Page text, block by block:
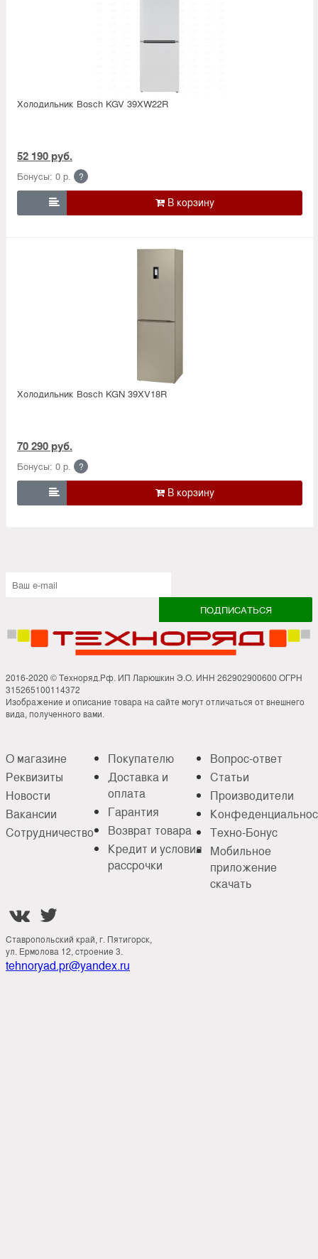
Холодильник Bosсh KGV 39XW22R
52 190 руб.
Бонусы: 0 р. ?

Холодильник Bosсh KGN 39XV18R
70 290 руб.
Бонусы: 0 р. ?

2016-2020 © Техноряд.Рф. ИП Ларюшкин Э.О. ИНН 262902900600 ОГРН
315265100114372
Изображение и описание товара на сайте могут отличаться от внешнего
вида, полученного вами.
О магазине
Реквизиты
Новости
Вакансии
Сотрудничество
Покупателю
Доставка и
оплата
Гарантия
Возврат товара
Кредит и условия
рассрочки
Вопрос-ответ
Статьи
Производители
Техно-Бонус
Мобильное
приложение
скачать
 
Ставропольский край, г. Пятигорск,
ул. Ермолова 12, строение 3.
tehnoryad.pr@yandex.ru